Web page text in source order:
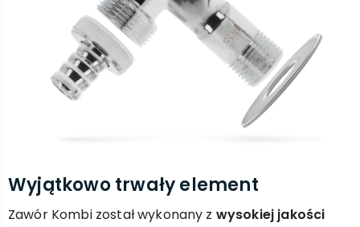
Wyjątkowo trwały element
Zawór Kombi został wykonany z wysokiej jakości